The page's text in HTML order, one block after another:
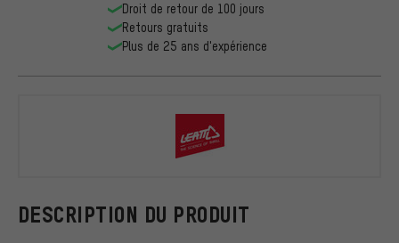
DESCRIPTION DU PRODUIT
Droit de retour de 100 jours
Retours gratuits
Plus de 25 ans d'expérience